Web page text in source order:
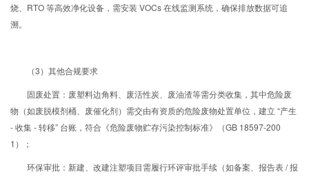
烧、RTO 等高效净化设备，需安装 VOCs 在线监测系统，确保排放数据可追
溯。
（3）其他合规要求
固废处置：废塑料边角料、废活性炭、废油渣等需分类收集，其中危险废
物（如废脱模剂桶、废催化剂）需交由有资质的危险废物处置单位，建立 “产生
- 收集 - 转移” 台账，符合《危险废物贮存污染控制标准》（GB 18597-200
1）；
环保审批：新建、改建注塑项目需履行环评审批手续（如备案、报告表 / 报